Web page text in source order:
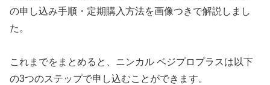
の申し込み手順・定期購入方法を画像つきで解説しまし
た。
これまでをまとめると、ニンカル ベジプロプラスは以下
の3つのステップで申し込むことができます。